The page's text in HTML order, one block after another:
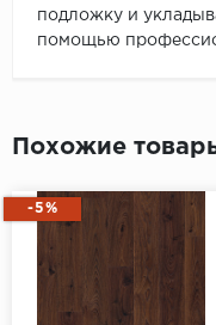
подложку и
помощью
Похожие
-5%